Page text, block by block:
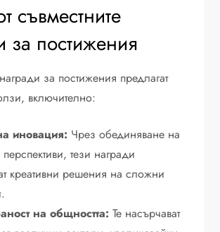
съвместните
за постижения
за постижения предлагат
включително:
иновация: Чрез обединяване на
тези награди
креативни решения на сложни
на общността: Те насърчават